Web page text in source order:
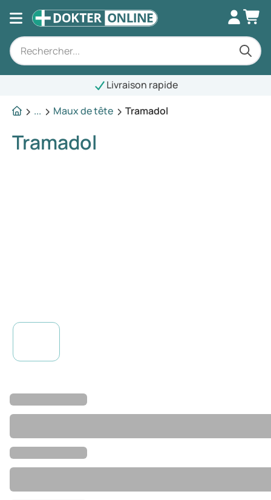
Livraison rapide
...
Maux de tête Tramadol
Tramadol